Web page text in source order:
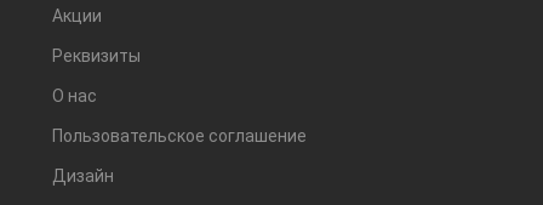
Акции
Реквизиты
О нас
Пользовательское соглашение
Дизайн